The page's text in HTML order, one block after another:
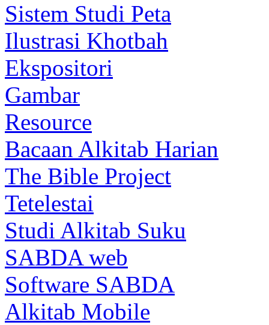
Sistem Studi Peta
Ilustrasi Khotbah
Ekspositori
Gambar
Resource
Bacaan Alkitab Harian
The Bible Project
Tetelestai
Studi Alkitab Suku
SABDA web
Software SABDA
Alkitab Mobile